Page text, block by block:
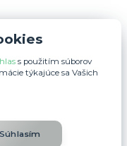
s použitím súborov
týkajúce sa Vašich
Súhlasím